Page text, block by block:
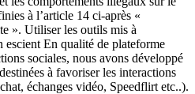
à l’article 14 ci-après «
». Utiliser les outils mis à
En qualité de plateforme
sociales, nous avons développé
à favoriser les interactions
échanges vidéo, Speedflirt etc..).